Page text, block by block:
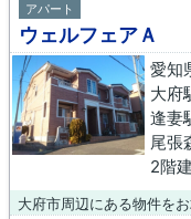
アパート
ウェルフェアＡ
愛知
大府
逢妻
尾張
2階